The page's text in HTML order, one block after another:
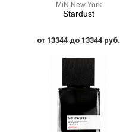
MiN New York
Stardust
от 13344 до 13344 руб.